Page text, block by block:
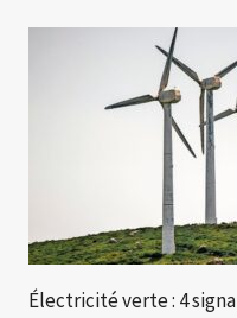
Électricité verte : 4